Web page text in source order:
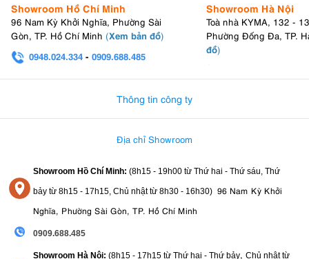
Showroom Hồ Chí Minh
96 Nam Kỳ Khởi Nghĩa, Phường Sài
Gòn, TP. Hồ Chí Minh (Xem bản đồ)
0948.024.334 - 0909.688.485
Showroom Hà Nội
Toà nhà KYMA, 132 -
Phường Đống Đa, TP.
đồ)
Thông tin công ty
Địa chỉ Showroom
Showroom Hồ Chí Minh: (8h15 - 19h00 từ Thứ hai - Thứ sáu, Thứ
bảy từ 8h15 - 17h15, Chủ nhật từ 8h30 - 16h30) 96 Nam Kỳ Khởi
Nghĩa, Phường Sài Gòn, TP. Hồ Chí Minh
0909.688.485
Showroom Hà Nội: (8h15 - 17h15 từ Thứ hai - Thứ bảy, Chủ nhật từ